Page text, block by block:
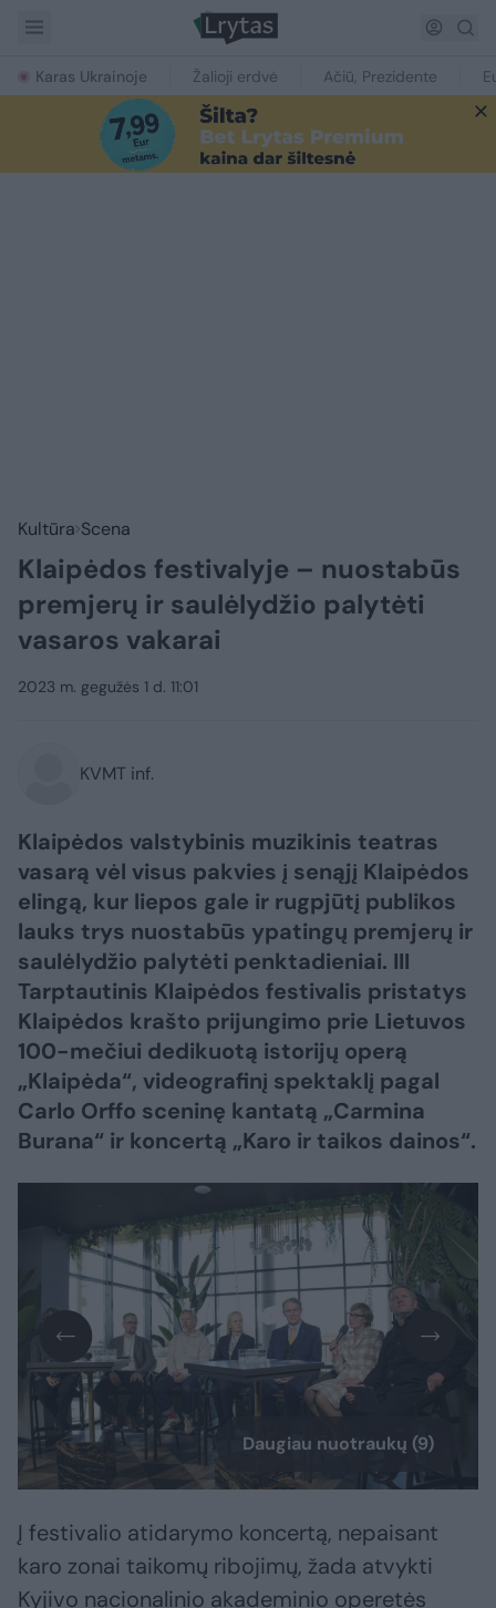
Karas Ukrainoje Žalioji erdvė Ačiū, Prezidente
Kultūra Scena
Klaipėdos festivalyje – nuostabūs
premjerų ir saulėlydžio palytėti
vasaros vakarai
2023 m. gegužės 1 d. 11:01
KVMT inf.
Klaipėdos valstybinis muzikinis teatras
vasarą vėl visus pakvies į senąjį Klaipėdos
elingą, kur liepos gale ir rugpjūtį publikos
lauks trys nuostabūs ypatingų premjerų ir
saulėlydžio palytėti penktadieniai. III
Tarptautinis Klaipėdos festivalis pristatys
Klaipėdos krašto prijungimo prie Lietuvos
100-mečiui dedikuotą istorijų operą
„Klaipėda“, videografinį spektaklį pagal
Carlo Orffo sceninę kantatą „Carmina
Burana“ ir koncertą „Karo ir taikos dainos“.
Daugiau nuotraukų (9)
Į festivalio atidarymo koncertą, nepaisant
karo zonai taikomų ribojimų, žada atvykti
Kyjivo nacionalinio akademinio operetės